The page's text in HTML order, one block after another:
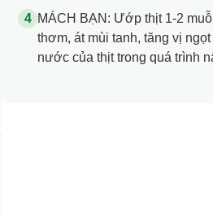
MÁCH BẠN: Ướp thịt 1-2
thơm, át mùi tanh, tăng vị
nước của thịt trong quá trình